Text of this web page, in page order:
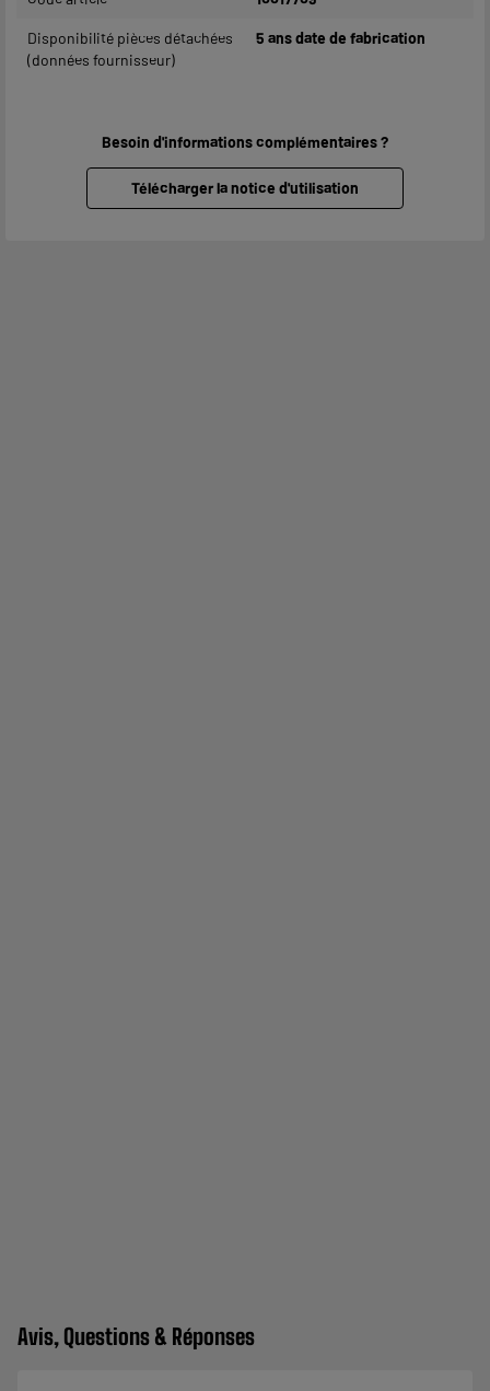
Disponibilité pièces détachées
(données fournisseur)
5 ans date de fabrication
Besoin d'informations complémentaires ?
Télécharger la notice d'utilisation
Avis, Questions & Réponses